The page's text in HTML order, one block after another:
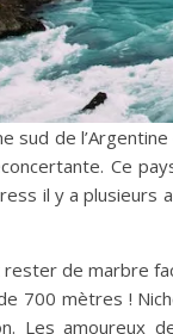
sud de
Ce
il y a plusieurs
de marbre
700 mètres !
Les amoureux